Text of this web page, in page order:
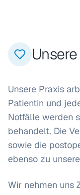
Unsere Praxis
Patientin und
Notfälle werden
behandelt. Die
sowie die
ebenso zu
Wir nehmen uns